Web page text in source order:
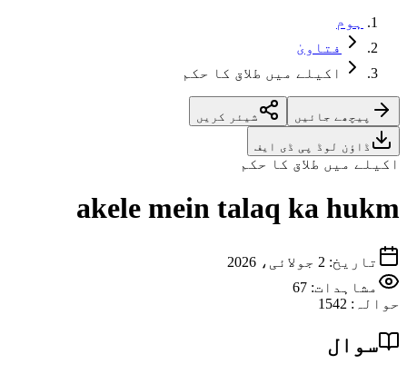
ہوم
فتاویٰ
اکیلے میں طلاق کا حکم
پیچھے جائیں شیئر کریں
ڈاؤن لوڈ پی ڈی ایف
اکیلے میں طلاق کا حکم
akele mein talaq ka hukm
تاریخ: 2 جولائی، 2026
مشاہدات: 67
حوالہ :
1542
سوال